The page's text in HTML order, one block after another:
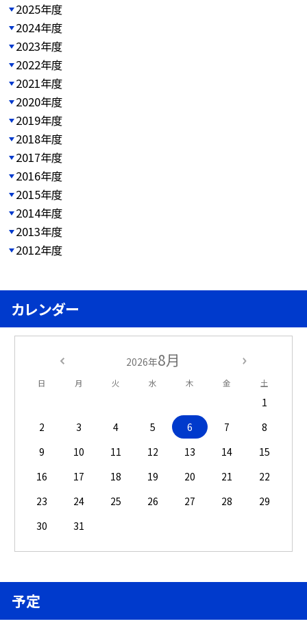
2025年度
2024年度
2023年度
2022年度
2021年度
2020年度
2019年度
2018年度
2017年度
2016年度
2015年度
2014年度
2013年度
2012年度
カレンダー
2026年8月
日 月 火 水 木 金 土
1
2
3 4 5 6 7
8
9
10 11 12 13 14
15
16
17 18 19 20 21
22
23
24 25 26 27 28
29
30
31
予定